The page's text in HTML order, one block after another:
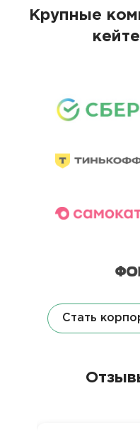
Крупные
Стать